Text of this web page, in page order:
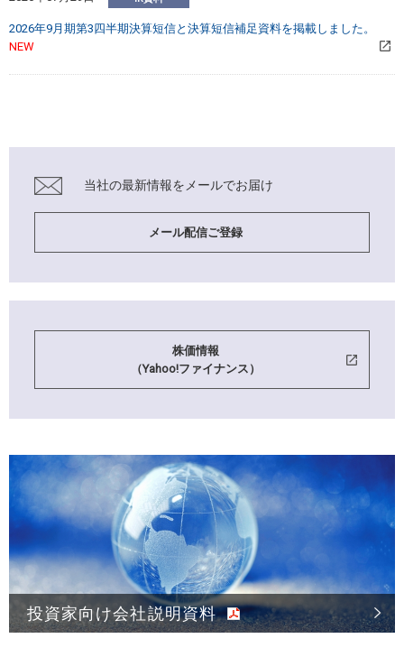
2026年9月期第3四半期決算短信と決算短信補足資料を掲載しました。
メール配信ご登録
当社の最新情報を メールでお届け
株価情報
（Yahoo!ファイナンス）
投資家向け会社説明資料